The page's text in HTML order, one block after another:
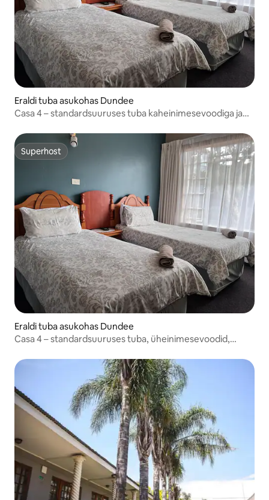
Eraldi tuba asukohas Dundee
Casa 4 – standardsuuruses tuba kaheinimesevoodiga ja
Superhost
Superhost
Eraldi tuba asukohas Dundee
Casa 4 – standardsuuruses tuba, üheinimesevoodid,